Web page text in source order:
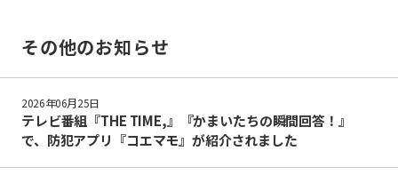
その他のお知らせ
テレビ番組『THE TIME,』『かまいたちの瞬間回答！』
で、防犯アプリ『コエマモ』が紹介されました
2026年06月25日